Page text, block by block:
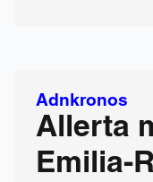
Adnkronos
Allerta
Emilia-